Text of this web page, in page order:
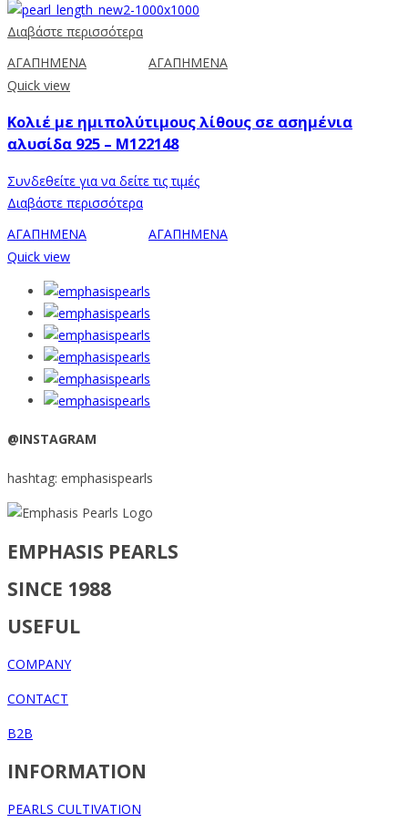
Διαβάστε περισσότερα
ΑΓΑΠΗΜΕΝΑ
ΑΓΑΠΗΜΕΝΑ
Quick view
Κολιέ με ημιπολύτιμους λίθους σε ασημένια
αλυσίδα 925 – M122148
Συνδεθείτε για να δείτε τις τιμές
Διαβάστε περισσότερα
ΑΓΑΠΗΜΕΝΑ
ΑΓΑΠΗΜΕΝΑ
Quick view
@INSTAGRAM
hashtag: emphasispearls
EMPHASIS PEARLS
SINCE 1988
USEFUL
COMPANY
CONTACT
B2B
INFORMATION
PEARLS CULTIVATION